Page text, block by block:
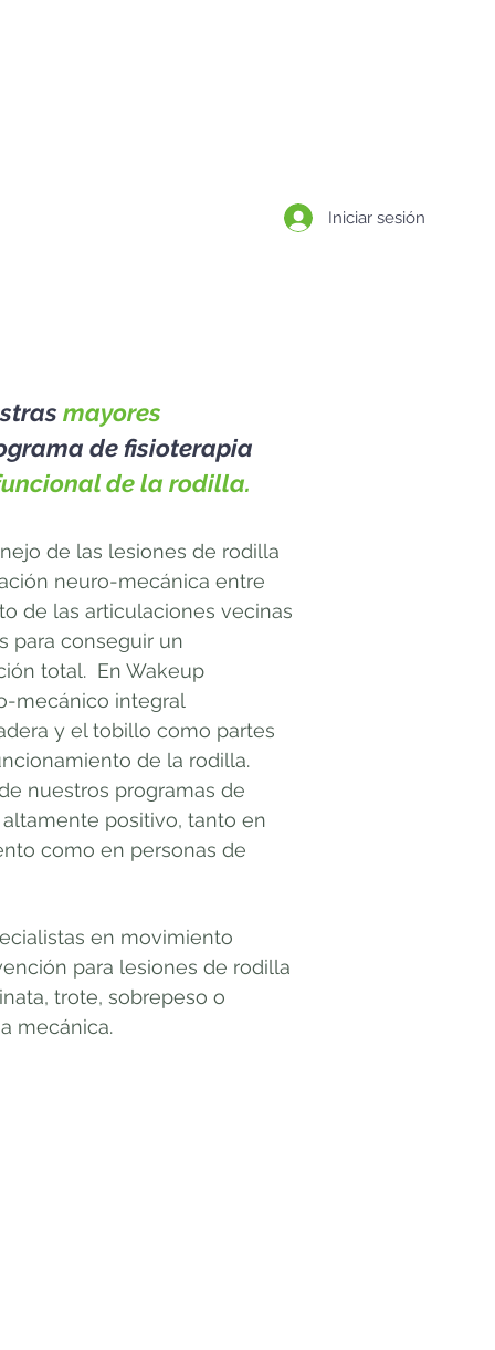
Iniciar sesión
mayores
de fisioterapia
de la rodilla.
de las lesiones de rodilla
neuro-mecánica entre
de las articulaciones vecinas
para conseguir un
total. En Wakeup
mecánico integral
y el tobillo como partes
de la rodilla.
nuestros programas de
positivo, tanto en
como en personas de
en movimiento
para lesiones de rodilla
trote, sobrepeso o
mecánica.